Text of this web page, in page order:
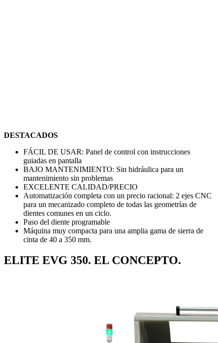
DESTACADOS
FÁCIL DE USAR: Panel de control con instrucciones
guiadas en pantalla
BAJO MANTENIMIENTO: Sin hidráulica para un
mantenimiento sin problemas
EXCELENTE CALIDAD/PRECIO
Automatización completa con un precio racional: 2 ejes CNC
para un mecanizado completo de todas las geometrías de
dientes comunes en un ciclo.
Paso del diente programable
Máquina muy compacta para una amplia gama de sierra de
cinta de 40 a 350 mm.
ELITE EVG 350. EL CONCEPTO.